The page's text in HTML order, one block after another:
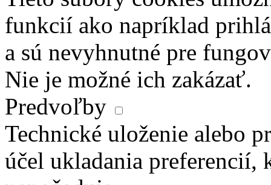
funkcií ako napríklad
a sú nevyhnutné pre
Nie je možné ich zakázať.
Predvoľby
Technické uloženie alebo
účel ukladania preferencií,